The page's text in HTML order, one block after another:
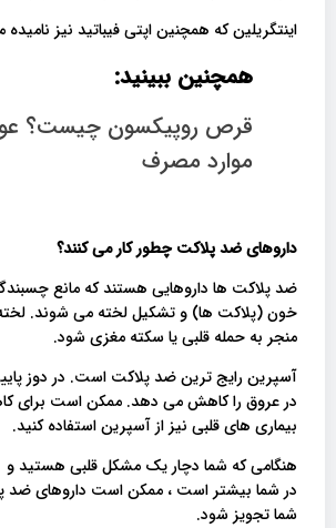
اینتگریلین که همچنین اپتی فیباتید نیز
همچنین ببینید:
قرص روپیکسون چیست؟
موارد مصرف
داروهای ضد پلاکت چطور کار می کنند؟
ضد پلاکت ها داروهایی هستند که مانع
خون (پلاکت ها) و تشکیل لخته می شوند.
منجر به حمله قلبی یا سکته مغزی شود.
آسپرین رایج ترین ضد پلاکت است. در دوز
در عروق را کاهش می دهد. ممکن است برای
بیماری های قلبی نیز از آسپرین استفاده کنید.
هنگامی که شما دچار یک مشکل قلبی هستید و
در شما بیشتر است ، ممکن است داروهای ضد
شما تجویز شود.